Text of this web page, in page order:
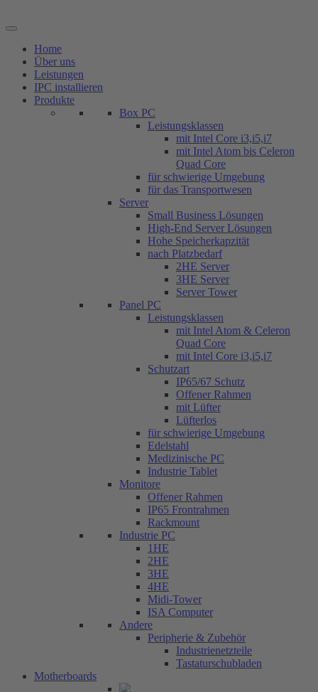
Inhalt
Home
Über uns
Leistungen
IPC installieren
Produkte
Box PC
Leistungsklassen
mit Intel Core i3,i5,i7
mit Intel Atom bis Celeron
Quad Core
für schwierige Umgebung
für das Transportwesen
Server
Small Business Lösungen
High-End Server Lösungen
Hohe Speicherkapzität
nach Platzbedarf
2HE Server
3HE Server
Server Tower
Panel PC
Leistungsklassen
mit Intel Atom & Celeron
Quad Core
mit Intel Core i3,i5,i7
Schutzart
IP65/67 Schutz
Offener Rahmen
mit Lüfter
Lüfterlos
für schwierige Umgebung
Edelstahl
Medizinische PC
Industrie Tablet
Monitore
Offener Rahmen
IP65 Frontrahmen
Rackmount
Industrie PC
1HE
2HE
3HE
4HE
Midi-Tower
ISA Computer
Andere
Peripherie & Zubehör
Industrienetzteile
Tastaturschubladen
Motherboards